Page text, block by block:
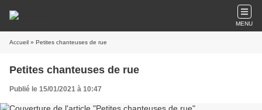
MENU
Accueil » Petites chanteuses de rue
Petites chanteuses de rue
Publié le 15/01/2021 à 10:47